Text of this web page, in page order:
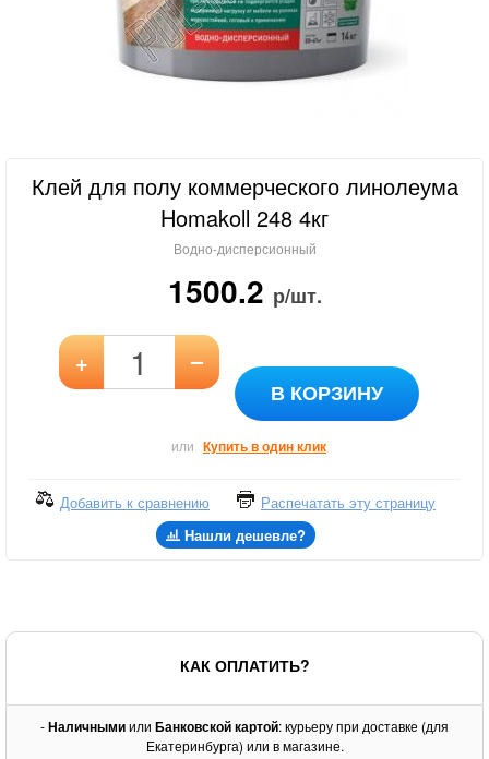
Клей для полу коммерческого линолеума
Homakoll 248 4кг
Водно-дисперсионный
1500.2 р/шт.
+ –
В КОРЗИНУ
или Купить в один клик
Добавить к сравнению
Распечатать эту страницу
Нашли дешевле?
КАК ОПЛАТИТЬ?
-Наличнымиили Банковской картой: курьеру при доставке (для
Екатеринбурга) или в магазине.